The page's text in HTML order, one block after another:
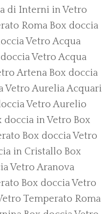
di Interni in Vetro
Roma Box doccia
Vetro Acqua
Vetro Acqua
Artena Box doccia
Vetro AureliaAcquari
Vetro Aurelio
doccia in Vetro Box
Box doccia Vetro
in Cristallo Box
Vetro Aranova
Box doccia Vetro
Temperato Roma